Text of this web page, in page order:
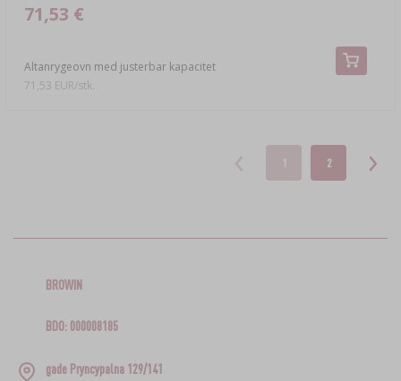
Altanrygeovn med justerbar kapacitet
71,53 €
71,53 EUR/stk.
1 2
BROWIN
BDO: 000008185
gade Pryncypalna 129/141